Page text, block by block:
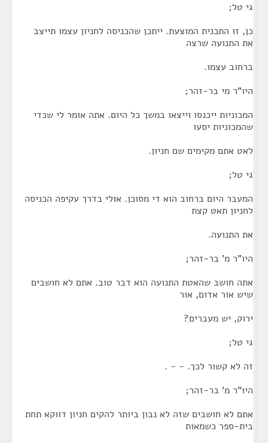
גי טל;
כן, זו התכנית המוצעת. ייתכן שהכניסה לחניון עצמו תייצב
את התנועה שרצה
ברחוב עצמו.
היו"ר מי בר-זהר;
המכוניות ייכנסו וייצאו במשך כל היום. אתה אומר לי שכדי
שהמכוניות יסעו
לאט אתם מקימים שם חניון.
גי טל;
המעבר היום ברחוב הוא די מסוכן. אולי בדרך עקיפה הכניסה
לחניון תאט קצת
את התנועה.
היו"ר מ' בר-זהר;
אתה חושב שהאטת התנועה הוא דבר טוב. אתם לא חושבים
שיש אור אדום, אור
ירוק, יש מעברים?
גי טל;
זה לא קשור לכך. - - .
היו"ר מ' בר-זהר;
אתם לא חושבים שזה לא נבון ביותר להקים חניון דווקא תחת
בית-ספר כשמאות